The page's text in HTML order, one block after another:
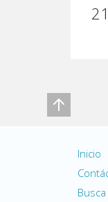
Inicio